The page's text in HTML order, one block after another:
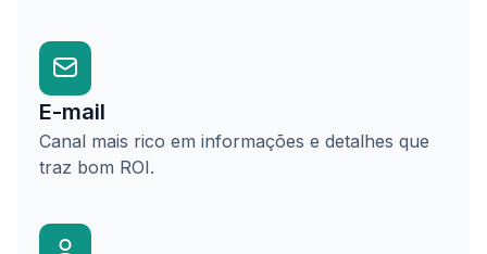
E-mail
Canal mais rico em informações e detalhes que
traz bom ROI.